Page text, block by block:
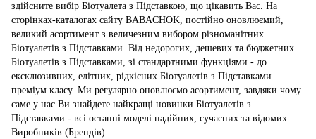
здійсните вибір Біотуалета з Підставкою, що цікавить Вас. На
сторінках-каталогах сайту BABACHOK, постійно оновлюємий,
великий асортимент з величезним вибором різноманітних
Біотуалетів з Підставками. Від недорогих, дешевих та бюджетних
Біотуалетів з Підставками, зі стандартними функціями - до
ексклюзивних, елітних, рідкісних Біотуалетів з Підставками
преміум класу. Ми регулярно оновлюємо асортимент, завдяки чому
саме у нас Ви знайдете найкращі новинки Біотуалетів з
Підставками - всі останні моделі надійних, сучасних та відомих
Виробників (Брендів).